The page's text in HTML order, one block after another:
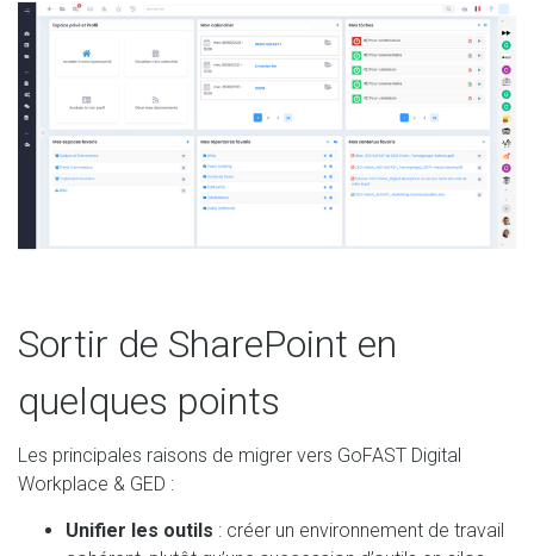
Sortir de SharePoint en
quelques points
Les principales raisons de migrer vers GoFAST Digital
Workplace & GED :
Unifier les outils : créer un environnement de travail